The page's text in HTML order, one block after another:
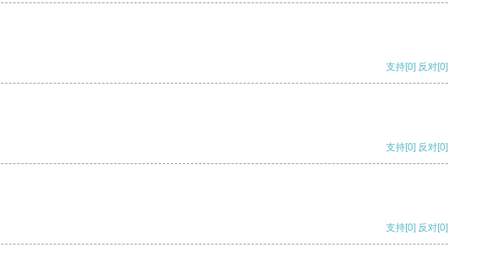
支持[0] 反对[0]
支持[0] 反对[0]
支持[0] 反对[0]